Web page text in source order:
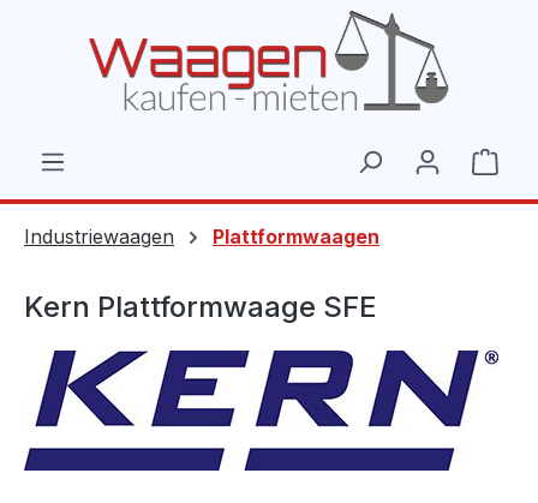
Industriewaagen Plattformwaagen
Kern Plattformwaage SFE